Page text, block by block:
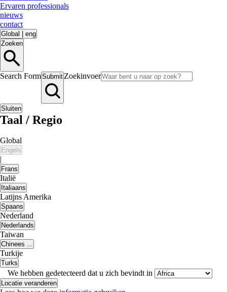
Ervaren professionals
nieuws
contact
Global
eng
Zoeken
Search FormSubmit Zoekinvoer
Sluiten
Taal / Regio
Global
Engels
|
Frans
Italië
Italiaans
Latijns Amerika
Spaans
Nederland
Nederlands
Taiwan
Chinees ...
Turkije
Turks
We hebben gedetecteerd dat u zich bevindt in
Locatie veranderen